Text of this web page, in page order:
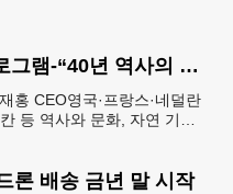
■ 화제의 여행 프로그램-“40년 역사의 신뢰… 서유럽 8개국 13일 대장정”
홍 CEO영국·프랑스·네덜란
등 역사와 문화, 자연 기
론 배송 금년 말 시작